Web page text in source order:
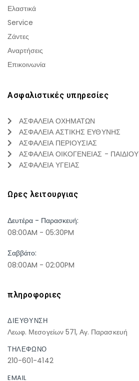
Ελαστικά
Service
Ζάντες
Αναρτήσεις
Επικοινωνία
Ασφαλιστικές υπηρεσίες
ΑΣΦΑΛΕΙΑ ΟΧΗΜΑΤΩΝ
ΑΣΦΑΛΕΙΑ ΑΣΤΙΚΗΣ ΕΥΘΥΝΗΣ
ΑΣΦΑΛΕΙΑ ΠΕΡΙΟΥΣΙΑΣ
ΑΣΦΑΛΕΙΑ ΟΙΚΟΓΕΝΕΙΑΣ - ΠΑΙΔΙΟΥ
ΑΣΦΑΛΕΙΑ ΥΓΕΙΑΣ
Ωρες λειτουργιας
Δευτέρα - Παρασκευή:
08:00AM - 05:30PM
Σαββάτο:
08:00AM - 02:00PM
πληροφοριες
ΔΙΕΥΘΥΝΣΗ
Λεωφ. Μεσογείων 571, Αγ. Παρασκευή
ΤΗΛΕΦΩΝΟ
210-601-4142
EMAIL